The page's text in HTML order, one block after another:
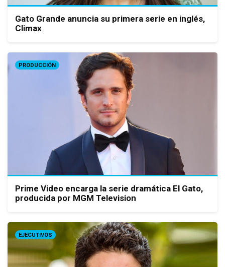
Gato Grande anuncia su primera serie en inglés,
Climax
PRODUCCIÓN
Prime Video encarga la serie dramática El Gato,
producida por MGM Television
EJECUTIVOS